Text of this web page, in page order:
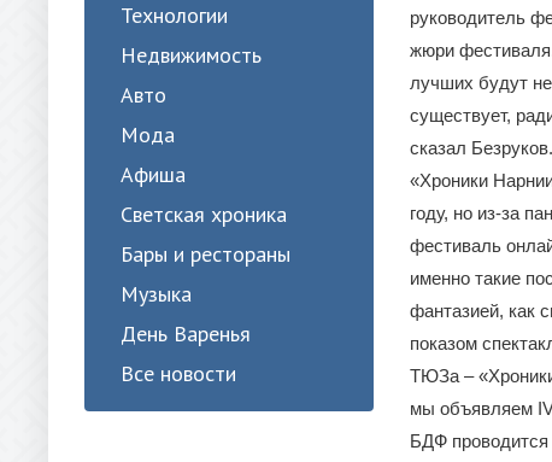
Технологии
Недвижимость
Авто
Мода
Афиша
Светская хроника
Бары и рестораны
Музыка
День Варенья
Все новости
руководитель
жюри
лучших будут
существует,
сказал
«Хроники
году, но из-за
фестиваль
именно такие
фантазией, как
показом
ТЮЗа –
мы объявляем
БДФ проводится